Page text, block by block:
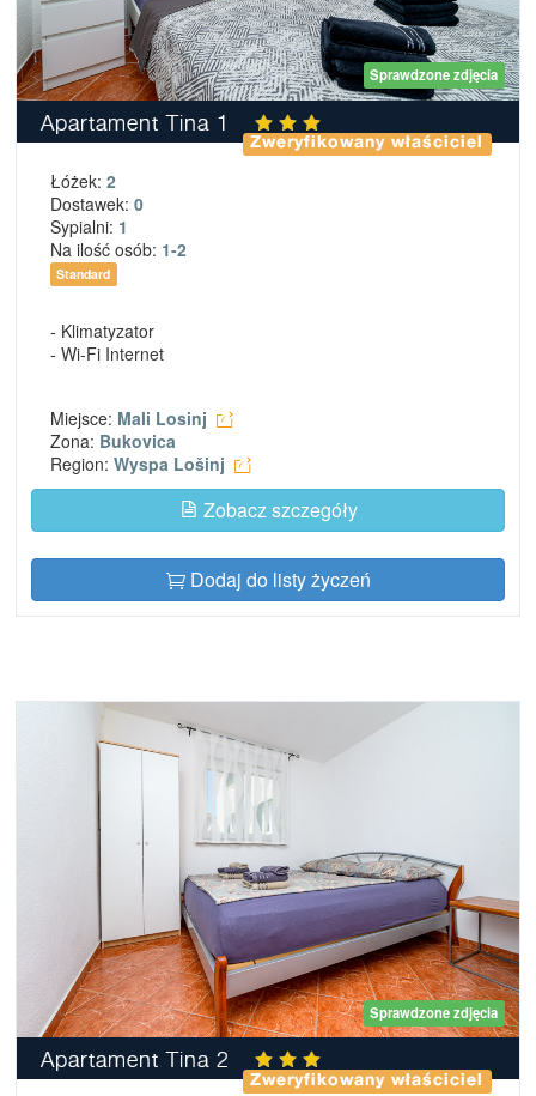
Sprawdzone zdjęcia
Apartament Tina 1
Zweryfikowany właściciel
Łóżek: 2
Dostawek: 0
Sypialni: 1
Na ilość osób: 1-2
Standard
- Klimatyzator
- Wi-Fi Internet
Miejsce: Mali Losinj
Zona: Bukovica
Region: Wyspa Lošinj
Zobacz szczegóły
Dodaj do listy życzeń
Sprawdzone zdjęcia
Apartament Tina 2
Zweryfikowany właściciel